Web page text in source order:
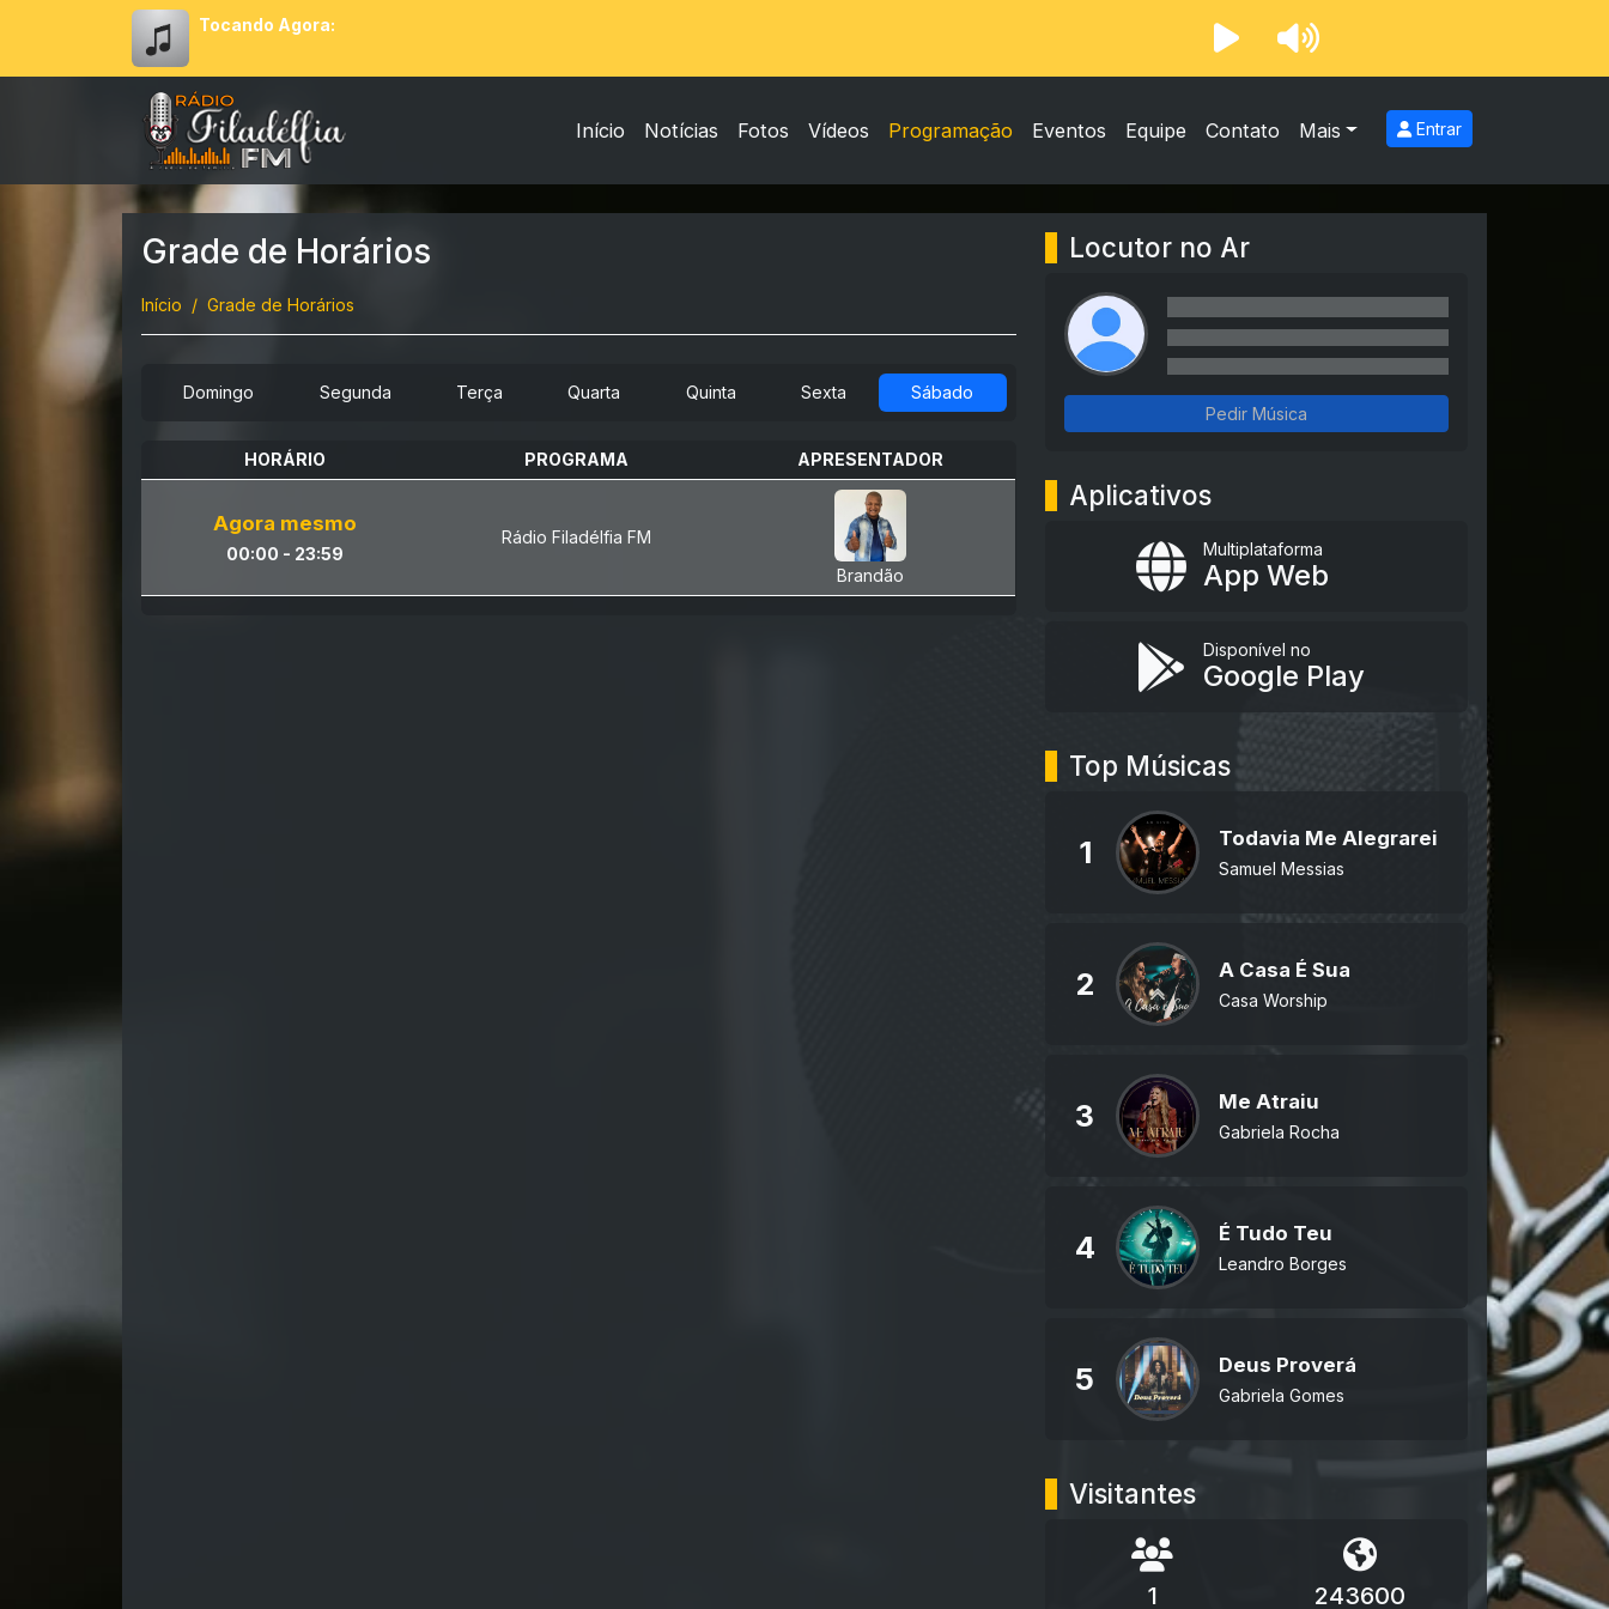
Tocando Agora:
Início Notícias Fotos Vídeos Programação Eventos Equipe Contato Mais Entrar
Grade de Horários
Início Grade de Horários
Domingo Segunda Terça Quarta Quinta Sexta Sábado
HORÁRIO PROGRAMA APRESENTADOR
Agora mesmo
00:00 - 23:59
Rádio Filadélfia FM
Brandão
Locutor no Ar
Pedir Música
Aplicativos
Multiplataforma
App Web
Disponível no
Google Play
Top Músicas
1 Todavia Me Alegrarei
Samuel Messias
2 A Casa É Sua
Casa Worship
3 Me Atraiu
Gabriela Rocha
4 É Tudo Teu
Leandro Borges
5 Deus Proverá
Gabriela Gomes
Visitantes
1 243600